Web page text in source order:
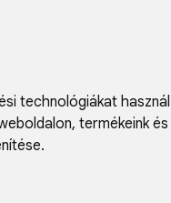
technológiákat
, termékeink
.